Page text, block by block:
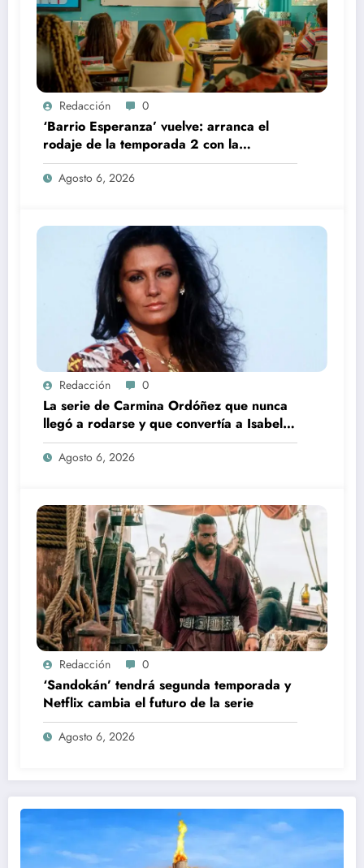
Redacción 0
‘Barrio Esperanza’ vuelve: arranca el
rodaje de la temporada 2 con la
incorporación de María Castro
Agosto 6, 2026
Redacción 0
La serie de Carmina Ordóñez que nunca
llegó a rodarse y que convertía a Isabel
Pantoja en la gran antagonista
Agosto 6, 2026
Redacción 0
‘Sandokán’ tendrá segunda temporada y
Netflix cambia el futuro de la serie
Agosto 6, 2026